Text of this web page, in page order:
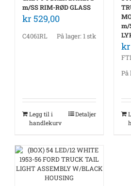
m/SS RIM-RØD GLASS
kr 529,00
C4061RL På lager: 1 stk
Legg til i
handlekurv
Detaljer
m/
kr
På